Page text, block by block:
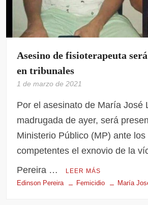
Asesino de fisioterapeuta
en tribunales
1 de marzo de 2021
Por el asesinato de María José
madrugada de ayer, será
Ministerio Público (MP) ante
competentes el exnovio de la
Pereira …
LEER MÁS
Edinson Pereira Femicidio María